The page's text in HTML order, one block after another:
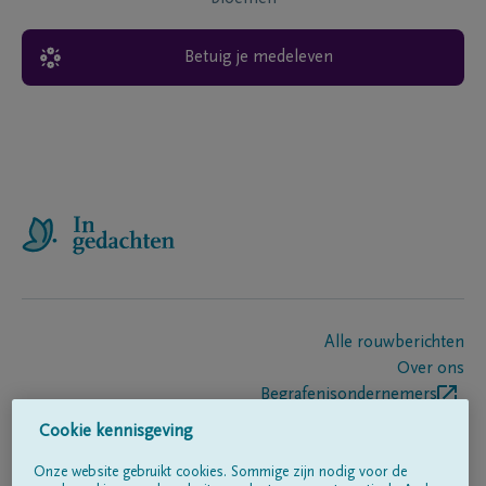
Betuig je medeleven
Alle rouwberichten
Over ons
Begrafenisondernemers
Cookie kennisgeving
Onze website gebruikt cookies. Sommige zijn nodig voor de